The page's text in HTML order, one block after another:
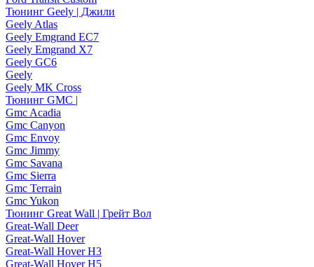
Тюнинг Geely | Джили
Geely Atlas
Geely Emgrand EC7
Geely Emgrand X7
Geely GC6
Geely
Geely MK Cross
Тюнинг GMC |
Gmc Acadia
Gmc Canyon
Gmc Envoy
Gmc Jimmy
Gmc Savana
Gmc Sierra
Gmc Terrain
Gmc Yukon
Тюнинг Great Wall | Грейт Вол
Great-Wall Deer
Great-Wall Hover
Great-Wall Hover H3
Great-Wall Hover H5